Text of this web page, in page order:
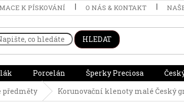
K PÍSKOVÁNÍ O NÁS & KONTAKT
HLEDAT
Porcelán Šperky Preciosa
předměty Korunovační klenoty malé Český